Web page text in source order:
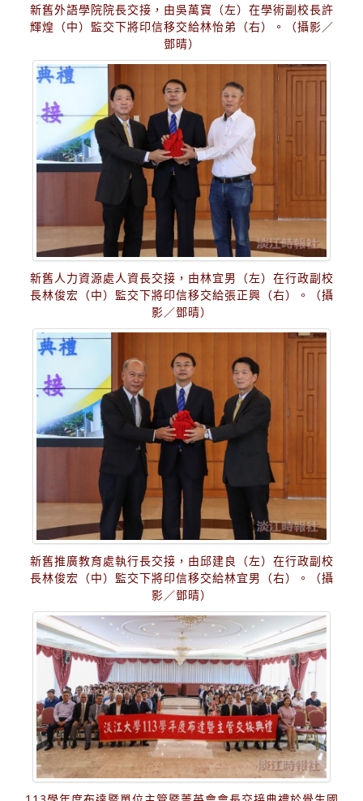
新舊外語學院院長交接，由吳萬寶（左）在學術副校長許
輝煌（中）監交下將印信移交給林怡弟（右）。（攝影／
鄧晴）
新舊人力資源處人資長交接，由林宜男（左）在行政副校
長林俊宏（中）監交下將印信移交給張正興（右）。（攝
影／鄧晴）
新舊推廣教育處執行長交接，由邱建良（左）在行政副校
長林俊宏（中）監交下將印信移交給林宜男（右）。（攝
影／鄧晴）